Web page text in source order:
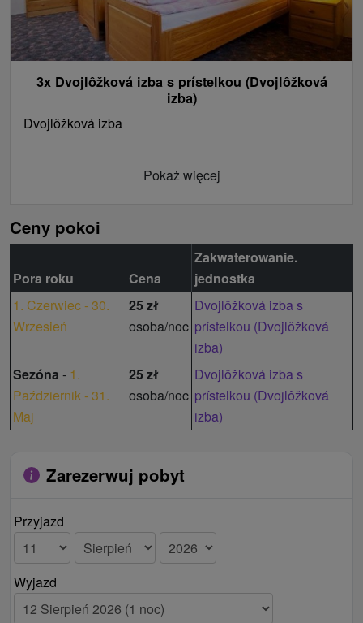
3x Dvojlôžková izba s prístelkou (Dvojlôžková
izba)
Dvojlôžková izba
Pokaż więcej
Ceny pokoi
Pora roku Cena
Zakwaterowanie.
jednostka
1. Czerwiec - 30.
Wrzesień
25 zł
osoba/noc
Dvojlôžková izba s
prístelkou (Dvojlôžková
izba)
Sezóna - 1.
Październik - 31.
Maj
25 zł
osoba/noc
Dvojlôžková izba s
prístelkou (Dvojlôžková
izba)
Zarezerwuj pobyt
Przyjazd
Wyjazd